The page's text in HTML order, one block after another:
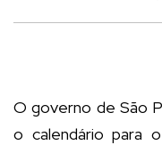
O governo de São
o calendário para